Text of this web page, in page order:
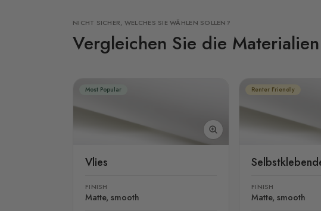
NICHT SICHER, WELCHES SIE WÄHLEN SOLLEN?
Vergleichen Sie die Materialien
Most Popular
Vlies
FINISH
Matte, smooth
Renter Friendly
FINISH
Matte, smooth